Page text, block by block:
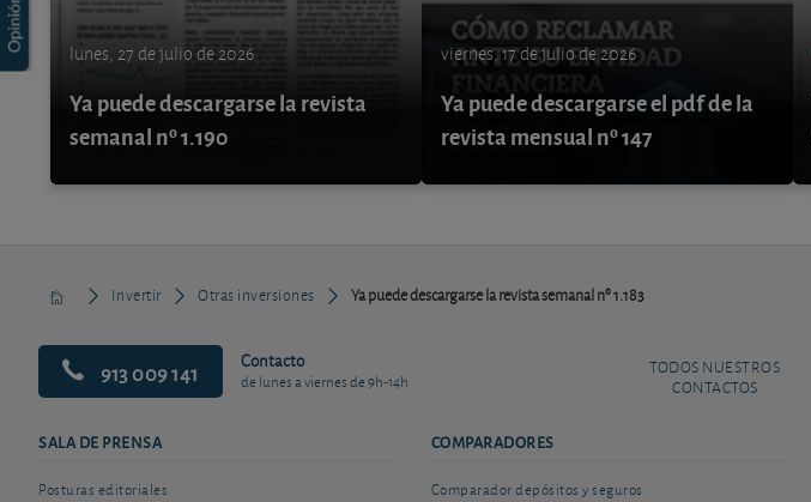
lunes, 27 de julio de 2026
Ya puede descargarse la revista
semanal nº 1.190
viernes, 17 de julio de 2026
Ya puede descargarse el pdf de la
revista mensual nº 147
Invertir Otras inversiones Ya puede descargarse la revista semanal nº 1.183
913 009 141 Contacto
de lunes a viernes de 9h-14h
TODOS NUESTROS
CONTACTOS
SALA DE PRENSA
Posturas editoriales
COMPARADORES
Comparador depósitos y seguros